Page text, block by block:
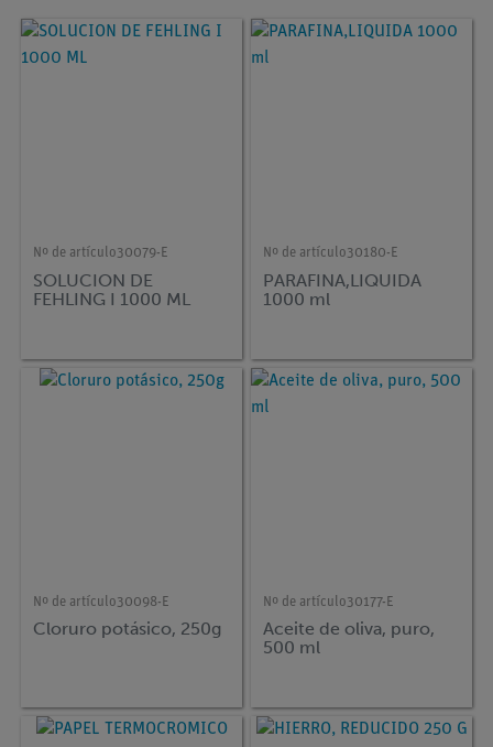
Nº de artículo30079-E
SOLUCION DE
FEHLING I 1000 ML
Nº de artículo30180-E
PARAFINA,LIQUIDA
1000 ml
Nº de artículo30098-E
Cloruro potásico, 250g
Nº de artículo30177-E
Aceite de oliva, puro,
500 ml